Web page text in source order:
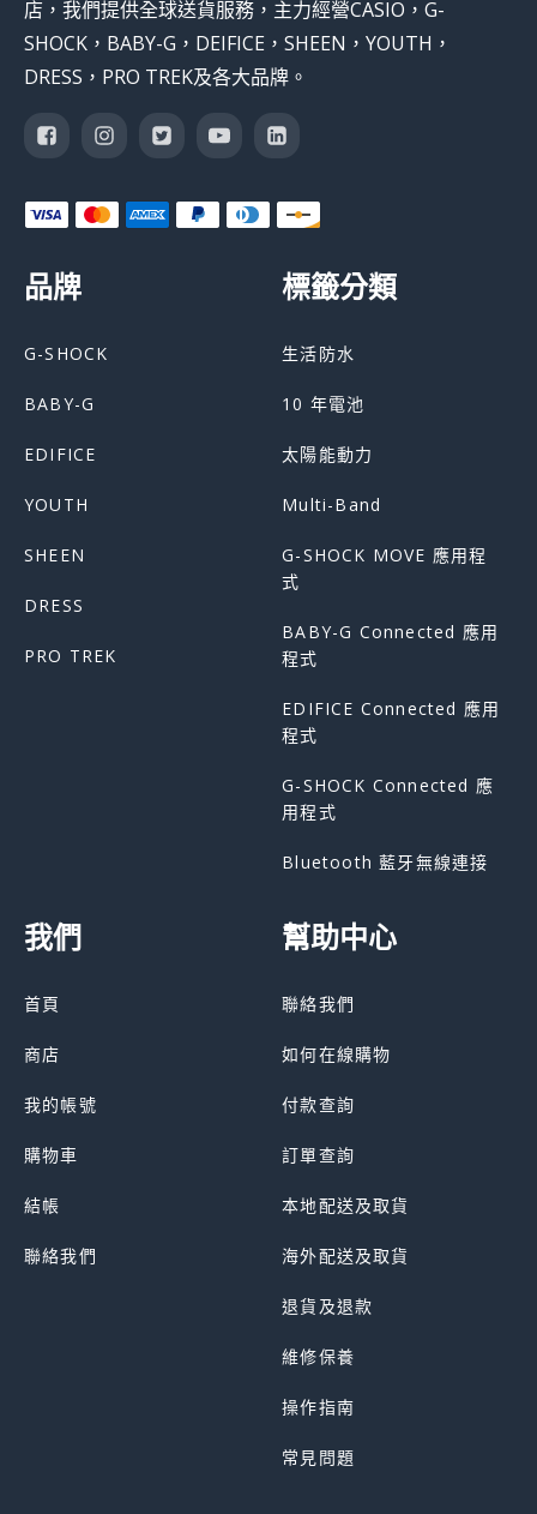
店，我們提供全球送貨服務，主力經營CASIO，G-
SHOCK，BABY-G，DEIFICE，SHEEN，YOUTH，
DRESS，PRO TREK及各大品牌。
品牌
G-SHOCK
BABY-G
EDIFICE
YOUTH
SHEEN
DRESS
PRO TREK
標籤分類
生活防水
10 年電池
太陽能動力
Multi-Band
G-SHOCK MOVE 應用程
式
BABY-G Connected 應用
程式
EDIFICE Connected 應用
程式
G-SHOCK Connected 應
用程式
Bluetooth 藍牙無線連接
我們
首頁
商店
我的帳號
購物車
結帳
聯絡我們
幫助中心
聯絡我們
如何在線購物
付款查詢
訂單查詢
本地配送及取貨
海外配送及取貨
退貨及退款
維修保養
操作指南
常見問題